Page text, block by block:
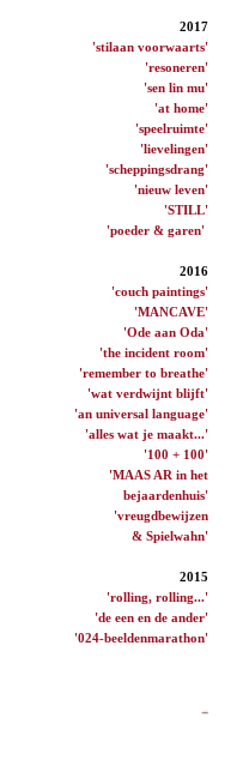
2017
'stilaan voorwaarts'
'resoneren'
'sen lin mu'
'at home'
'speelruimte'
'lievelingen'
'scheppingsdrang'
'nieuw leven'
'STILL'
'poeder & garen'
2016
'couch paintings'
'MANCAVE'
'Ode aan Oda'
'the incident room'
'remember to breathe'
'wat verdwijnt blijft'
'an universal language'
'alles wat je maakt...'
'100 + 100'
'MAAS AR in het
bejaardenhuis'
'vreugdbewijzen
& Spielwahn'
2015
'rolling, rolling...'
'de een en de ander'
'024-beeldenmarathon'